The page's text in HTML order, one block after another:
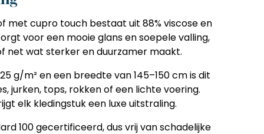
met cupro touch bestaat uit 88% viscose en
voor een mooie glans en soepele valling,
net wat sterker en duurzamer maakt.
g/m² en een breedte van145–150 cmis dit
jurken, tops, rokkenof een lichte voering.
elk kledingstuk een luxe uitstraling.
100 gecertificeerd, dus vrij van schadelijke